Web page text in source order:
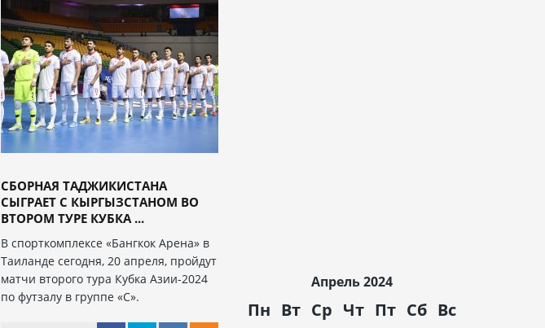
СБОРНАЯ ТАДЖИКИСТАНА
СЫГРАЕТ С КЫРГЫЗСТАНОМ ВО
ВТОРОМ ТУРЕ КУБКА ...
В спорткомплексе «Бангкок Арена» в
Таиланде сегодня, 20 апреля, пройдут
матчи второго тура Кубка Азии-2024
по футзалу в группе «С».
Апрель 2024
Пн Вт Ср Чт Пт Сб Вс